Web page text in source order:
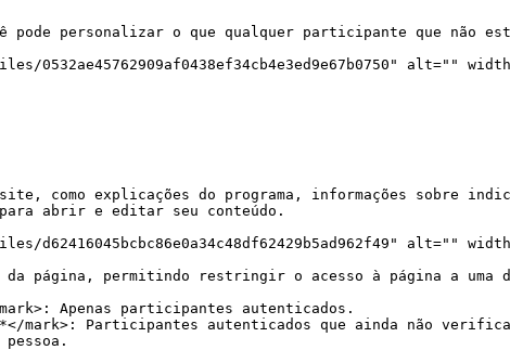
pode personalizar o que qualquer participante que não
0532ae45762909af0438ef34cb4e3ed9e67b0750" alt=""
como explicações do programa, informações sobre
abrir e editar seu conteúdo.
d62416045bcbc86e0a34c48df62429b5ad962f49" alt=""
página, permitindo restringir o acesso à página a uma
Apenas participantes autenticados.
mark>: Participantes autenticados que ainda não